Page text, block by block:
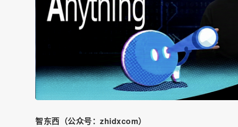
智东西（公众号：zhidxcom）